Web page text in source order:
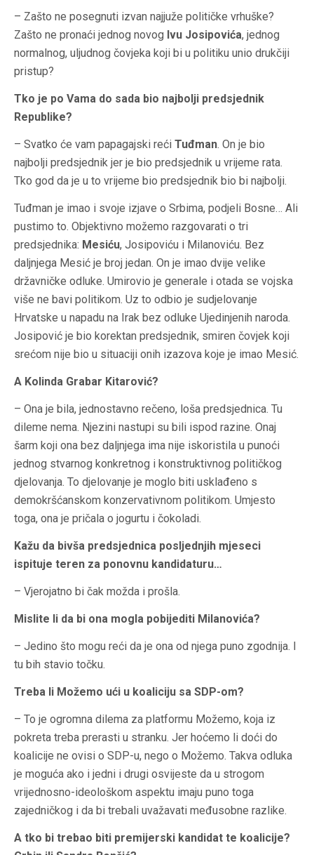
– Zašto ne posegnuti izvan najjuže političke vrhuške?
Zašto ne pronaći jednog novog Ivu Josipovića, jednog
normalnog, uljudnog čovjeka koji bi u politiku unio drukčiji
pristup?
Tko je po Vama do sada bio najbolji predsjednik
Republike?
– Svatko će vam papagajski reći Tuđman. On je bio
najbolji predsjednik jer je bio predsjednik u vrijeme rata.
Tko god da je u to vrijeme bio predsjednik bio bi najbolji.
Tuđman je imao i svoje izjave o Srbima, podjeli Bosne… Ali
pustimo to. Objektivno možemo razgovarati o tri
predsjednika: Mesiću, Josipoviću i Milanoviću. Bez
daljnjega Mesić je broj jedan. On je imao dvije velike
državničke odluke. Umirovio je generale i otada se vojska
više ne bavi politikom. Uz to odbio je sudjelovanje
Hrvatske u napadu na Irak bez odluke Ujedinjenih naroda.
Josipović je bio korektan predsjednik, smiren čovjek koji
srećom nije bio u situaciji onih izazova koje je imao Mesić.
A Kolinda Grabar Kitarović?
– Ona je bila, jednostavno rečeno, loša predsjednica. Tu
dileme nema. Njezini nastupi su bili ispod razine. Onaj
šarm koji ona bez daljnjega ima nije iskoristila u punoći
jednog stvarnog konkretnog i konstruktivnog političkog
djelovanja. To djelovanje je moglo biti usklađeno s
demokršćanskom konzervativnom politikom. Umjesto
toga, ona je pričala o jogurtu i čokoladi.
Kažu da bivša predsjednica posljednjih mjeseci
ispituje teren za ponovnu kandidaturu…
– Vjerojatno bi čak možda i prošla.
Mislite li da bi ona mogla pobijediti Milanovića?
– Jedino što mogu reći da je ona od njega puno zgodnija. I
tu bih stavio točku.
Treba li Možemo ući u koaliciju sa SDP-om?
– To je ogromna dilema za platformu Možemo, koja iz
pokreta treba prerasti u stranku. Jer hoćemo li doći do
koalicije ne ovisi o SDP-u, nego o Možemo. Takva odluka
je moguća ako i jedni i drugi osvijeste da u strogom
vrijednosno-ideološkom aspektu imaju puno toga
zajedničkog i da bi trebali uvažavati međusobne razlike.
A tko bi trebao biti premijerski kandidat te koalicije?